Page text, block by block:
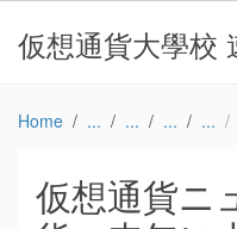
仮想通貨大學校
Home
仮想通貨ニ